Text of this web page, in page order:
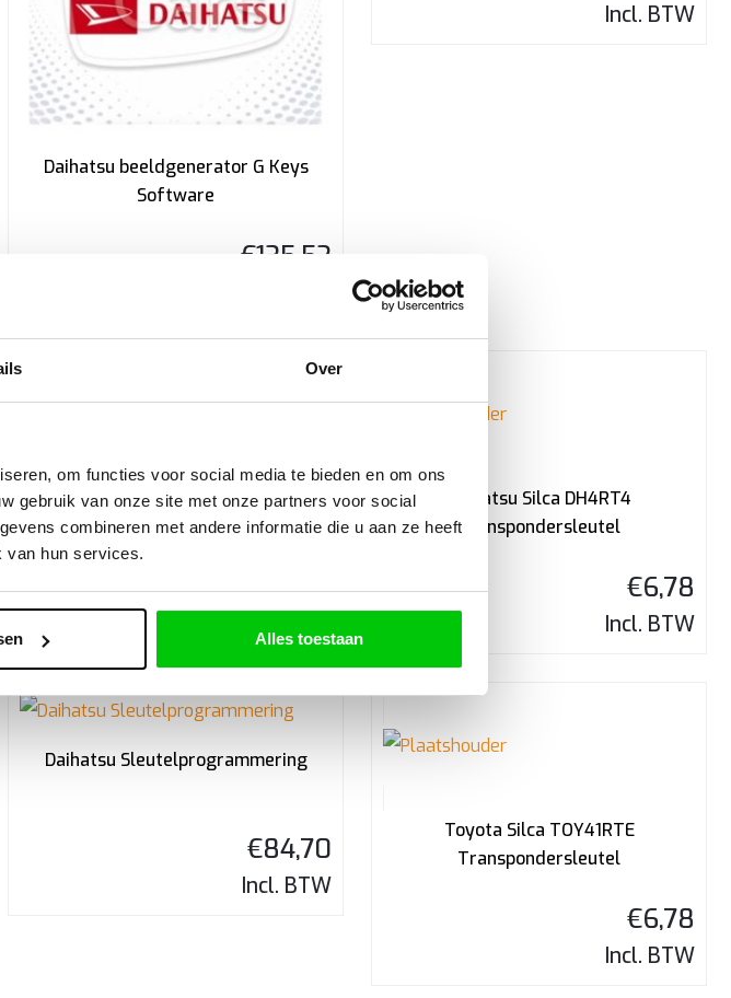
Over
om functies voor social media te bieden en om ons
gebruik van onze site met onze partners voor social
combineren met andere informatie die u aan ze heeft
van hun services.
Alles toestaan
Daihatsu beeldgenerator G Keys
Software
€135,52
Incl. BTW
Daihatsu G Transponderl – Pagina: 5B
Incl. BTW
Daihatsu Silca DH4RT4
Transpondersleutel
€6,78
Incl. BTW
Daihatsu Sleutelprogrammering
€84,70
Incl. BTW
Toyota Silca TOY41RTE
Transpondersleutel
€6,78
Incl. BTW